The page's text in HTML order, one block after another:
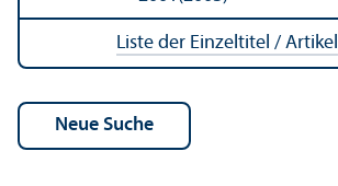
Liste der Einzeltitel / Artikel